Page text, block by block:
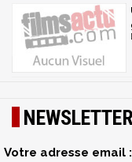
Votre adresse email :